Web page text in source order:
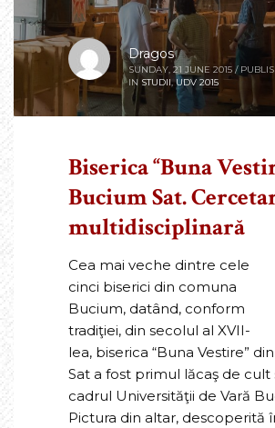
Dragos
SUNDAY, 21 JUNE 2015 /
IN STUDII,UDV 2015
Biserica “Buna
Bucium Sat.
multidisciplinară
Cea mai veche dintre cele
cinci biserici din comuna
Bucium, datând, conform
tradiţiei, din secolul al XVII-
lea, biserica “Buna Vestire”
Sat a fost primul lăcaş de cult
cadrul Universităţii de Vară
Pictura din altar, descoperită